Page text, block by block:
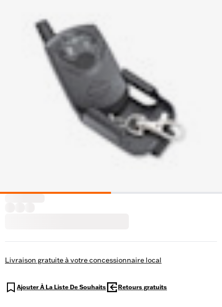
Livraison gratuite à votre concessionnaire local
Ajouter À La Liste De Souhaits Retours gratuits